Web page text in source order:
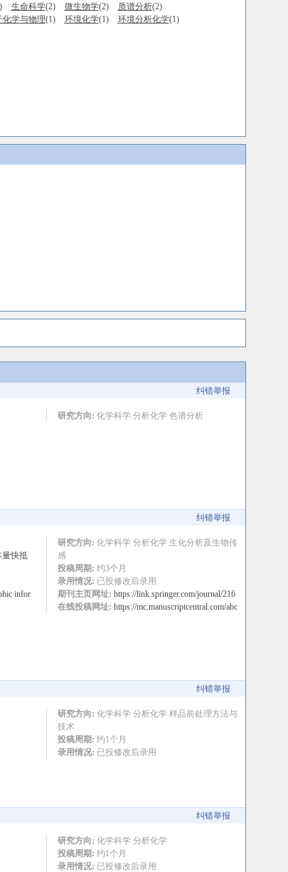
生命科学(2) 微生物学(2) 质谱分析(2)
化学与物理(1) 环境化学(1) 环境分析化学(1)
纠错举报
研究方向: 化学科学 分析化学 色谱分析
纠错举报
量快抵
infor
研究方向: 化学科学 分析化学 生化分析及生物传
感
投稿周期: 约3个月
录用情况: 已投修改后录用
期刊主页网址: https://link.springer.com/journal/216
在线投稿网址: https://mc.manuscriptcentral.com/abc
纠错举报
研究方向: 化学科学 分析化学 样品前处理方法与
技术
投稿周期: 约1个月
录用情况: 已投修改后录用
纠错举报
研究方向: 化学科学 分析化学
投稿周期: 约1个月
录用情况: 已投修改后录用